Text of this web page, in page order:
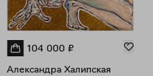
104 000 ₽
Александра Халипская